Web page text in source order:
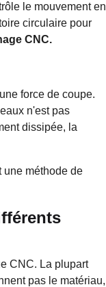
le mouvement en
circulaire pour
CNC.
force de coupe.
n'est pas
dissipée, la
une méthode de
CNC. La plupart
pas le matériau,